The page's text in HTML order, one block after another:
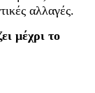
αλλαγές.
μέχρι το